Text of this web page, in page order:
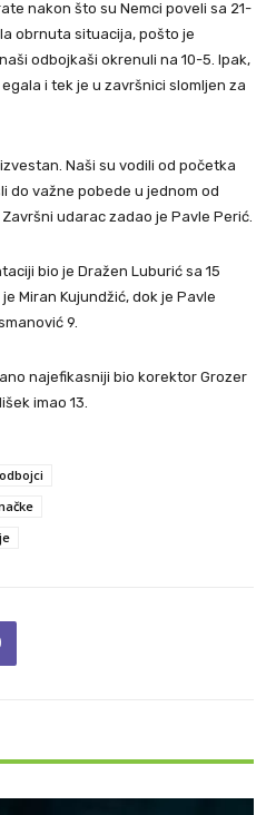
nakon što su Nemci poveli sa 21-
obrnuta situacija, pošto je
odbojkaši okrenuli na 10-5. Ipak,
i tek je u završnici slomljen za
Naši su vodili od početka
do važne pobede u jednom od
udarac zadao je Pavle Perić.
bio je Dražen Luburić sa 15
Miran Kujundžić, dok je Pavle
9.
najefikasniji bio korektor Grozer
imao 13.